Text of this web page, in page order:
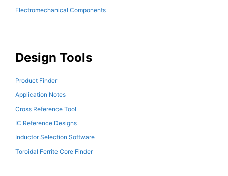
Electromechanical Components
Design Tools
Product Finder
Application Notes
Cross Reference Tool
IC Reference Designs
Inductor Selection Software
Toroidal Ferrite Core Finder